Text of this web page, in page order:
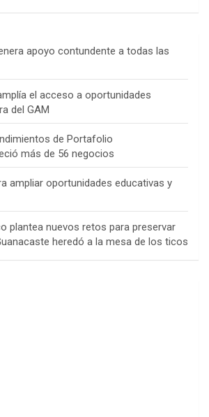
apoyo contundente a todas las
el acceso a oportunidades
del GAM
de Portafolio
más de 56 negocios
ampliar oportunidades educativas y
plantea nuevos retos para preservar
heredó a la mesa de los ticos